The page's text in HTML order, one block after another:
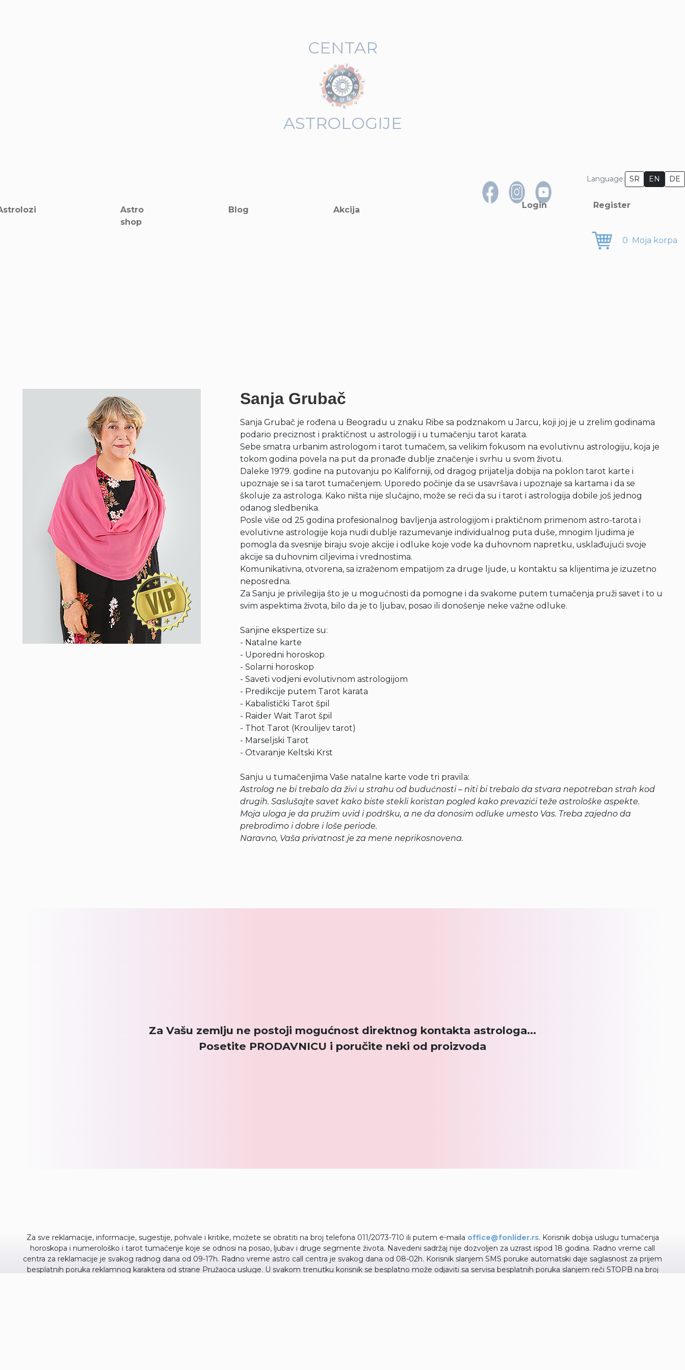
CENTAR
ASTROLOGIJE
Astro
shop
Blog Akcija
Language: SR EN DE
Login Register
0 Moja korpa
Sanja Grubač
Sanja Grubač je rođena u Beogradu u znaku Ribe sa podznakom u Jarcu, koji joj je u zrelim godinama
podario preciznost i praktičnost u astrologiji i u tumačenju tarot karata.
Sebe smatra urbanim astrologom i tarot tumačem, sa velikim fokusom na evolutivnu astrologiju, koja je
tokom godina povela na put da pronađe dublje značenje i svrhu u svom životu.
Daleke 1979. godine na putovanju po Kaliforniji, od dragog prijatelja dobija na poklon tarot karte i
upoznaje se i sa tarot tumačenjem. Uporedo počinje da se usavršava i upoznaje sa kartama i da se
školuje za astrologa. Kako ništa nije slučajno, može se reći da su i tarot i astrologija dobile još jednog
odanog sledbenika.
Posle više od 25 godina profesionalnog bavljenja astrologijom i praktičnom primenom astro-tarota i
evolutivne astrologije koja nudi dublje razumevanje individualnog puta duše, mnogim ljudima je
pomogla da svesnije biraju svoje akcije i odluke koje vode ka duhovnom napretku, usklađujući svoje
akcije sa duhovnim ciljevima i vrednostima.
Komunikativna, otvorena, sa izraženom empatijom za druge ljude, u kontaktu sa klijentima je izuzetno
neposredna.
Za Sanju je privilegija što je u mogućnosti da pomogne i da svakome putem tumačenja pruži savet i to u
svim aspektima života, bilo da je to ljubav, posao ili donošenje neke važne odluke.
Sanjine ekspertize su:
- Natalne karte
- Uporedni horoskop
- Solarni horoskop
- Saveti vodjeni evolutivnom astrologijom
- Predikcije putem Tarot karata
- Kabalistički Tarot špil
- Raider Wait Tarot špil
- Thot Tarot (Kroulijev tarot)
- Marseljski Tarot
- Otvaranje Keltski Krst
Sanju u tumačenjima Vaše natalne karte vode tri pravila:
Astrolog ne bi trebalo da živi u strahu od budućnosti – niti bi trebalo da stvara nepotreban strah kod
drugih. Saslušajte savet kako biste stekli koristan pogled kako prevazići teže astrološke aspekte.
Moja uloga je da pružim uvid i podršku, a ne da donosim odluke umesto Vas. Treba zajedno da
prebrodimo i dobre i loše periode.
Naravno, Vaša privatnost je za mene neprikosnovena.
Za Vašu zemlju ne postoji mogućnost direktnog kontakta astrologa...
Posetite PRODAVNICU i poručite neki od proizvoda
Za sve reklamacije, informacije, sugestije, pohvale i kritike, možete se obratiti na broj telefona 011/2073-710 ili putem e-maila office@fonlider.rs. Korisnik dobija uslugu tumačenja
horoskopa i numerološko i tarot tumačenje koje se odnosi na posao, ljubav i druge segmente života. Navedeni sadržaj nije dozvoljen za uzrast ispod 18 godina. Radno vreme call
centra za reklamacije je svakog radnog dana od 09-17h. Radno vreme astro call centra je svakog dana od 08-02h. Korisnik slanjem SMS poruke automatski daje saglasnost za prijem
besplatnih poruka reklamnog karaktera od strane Pružaoca usluge. U svakom trenutku korisnik se besplatno može odjaviti sa servisa besplatnih poruka slanjem reči STOPB na broj